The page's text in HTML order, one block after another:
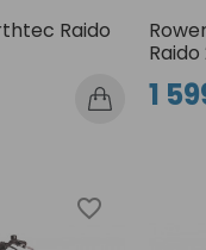
Raido
1
favorite_border